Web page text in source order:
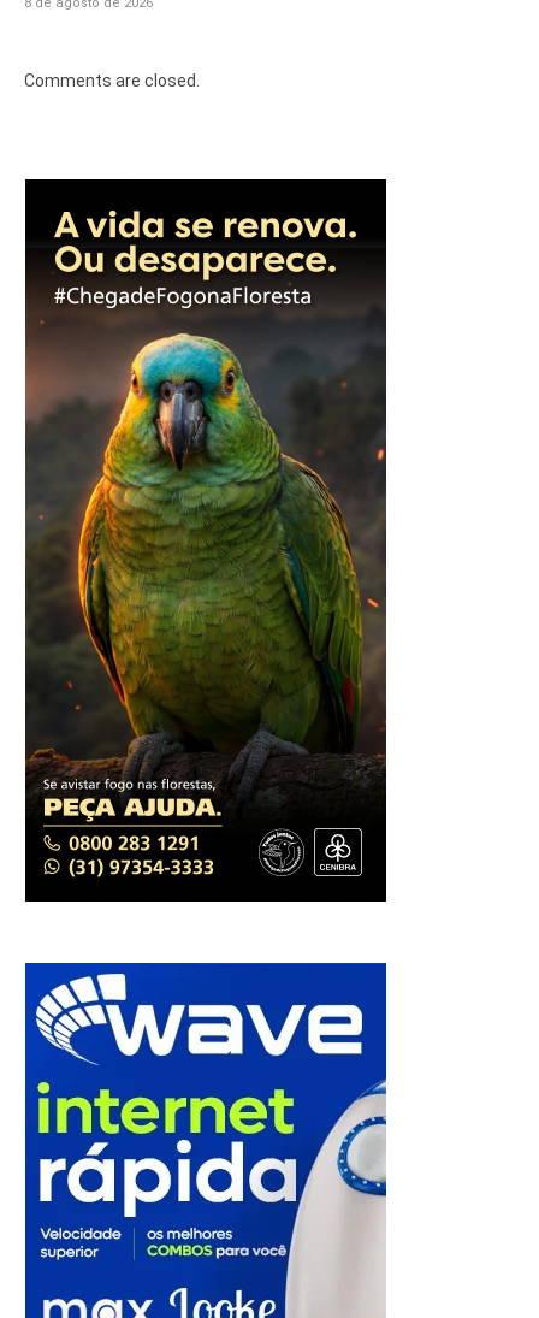
Comments are closed.